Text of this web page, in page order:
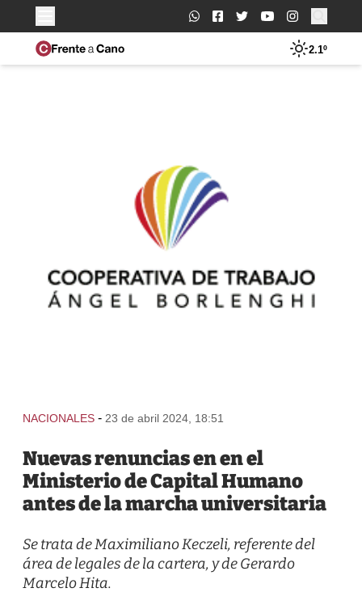
Buscar:
2.1º
NACIONALES - 23 de abril 2024, 18:51
Nuevas renuncias en en el
Ministerio de Capital Humano
antes de la marcha universitaria
Se trata de Maximiliano Keczeli, referente del
área de legales de la cartera, y de Gerardo
Marcelo Hita.